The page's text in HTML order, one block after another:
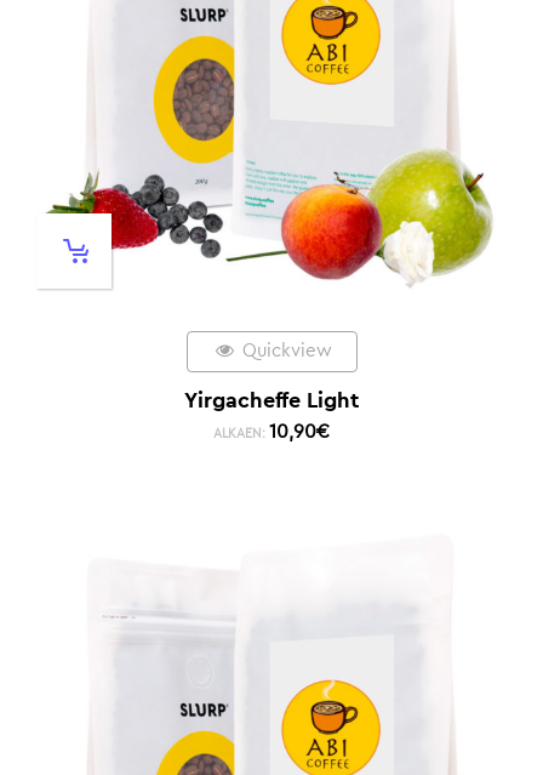
Quickview
Yirgacheffe Light
ALKAEN: 10,90€